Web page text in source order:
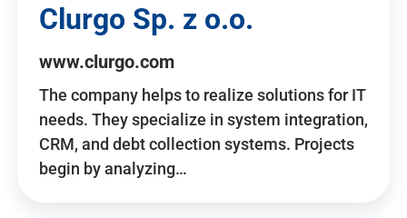
Clurgo Sp. z o.o.
www.clurgo.com
The company helps to realize solutions for IT
needs. They specialize in system integration,
CRM, and debt collection systems. Projects
begin by analyzing…